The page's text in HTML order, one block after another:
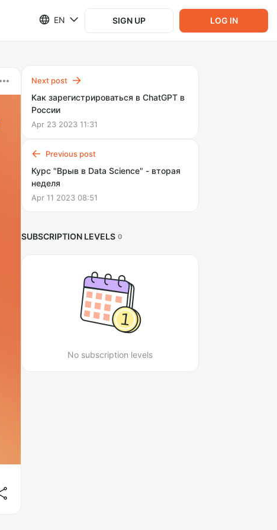
EN SIGN UP LOG IN
Next post
Как зарегистрироваться в ChatGPT в
России
Apr 23 2023 11:31
Previous post
Курс "Врыв в Data Science" - вторая
неделя
Apr 11 2023 08:51
SUBSCRIPTION LEVELS 0
No subscription levels